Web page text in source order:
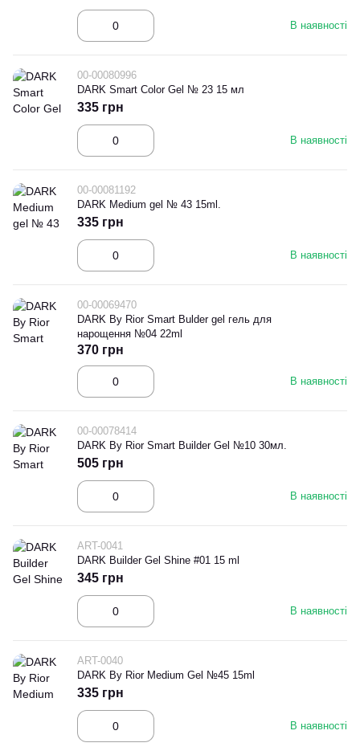
В наявності
00-00080996
DARK Smart Color Gel № 23 15 мл
В наявності
335 грн
00-00081192
DARK Medium gel № 43 15ml.
В наявності
335 грн
00-00069470
DARK By Rior Smart Bulder gel гель для
нарощення №04 22ml
В наявності
370 грн
00-00078414
DARK By Rior Smart Builder Gel №10 30мл.
В наявності
505 грн
ART-0041
DARK Builder Gel Shine #01 15 ml
В наявності
345 грн
ART-0040
DARK By Rior Medium Gel №45 15ml
В наявності
335 грн